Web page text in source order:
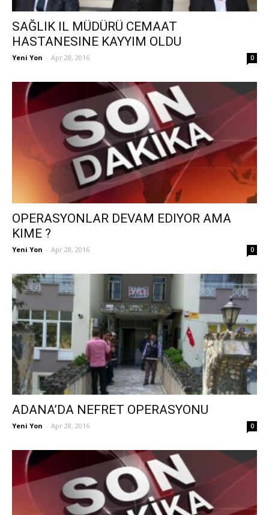
SAĞLIK IL MÜDÜRÜ CEMAAT
HASTANESINE KAYYIM OLDU
Yeni Yon - Apr 28, 2016 0
OPERASYONLAR DEVAM EDIYOR AMA
KIME ?
Yeni Yon - Apr 28, 2016 0
ADANA’DA NEFRET OPERASYONU
Yeni Yon - Apr 28, 2016 0